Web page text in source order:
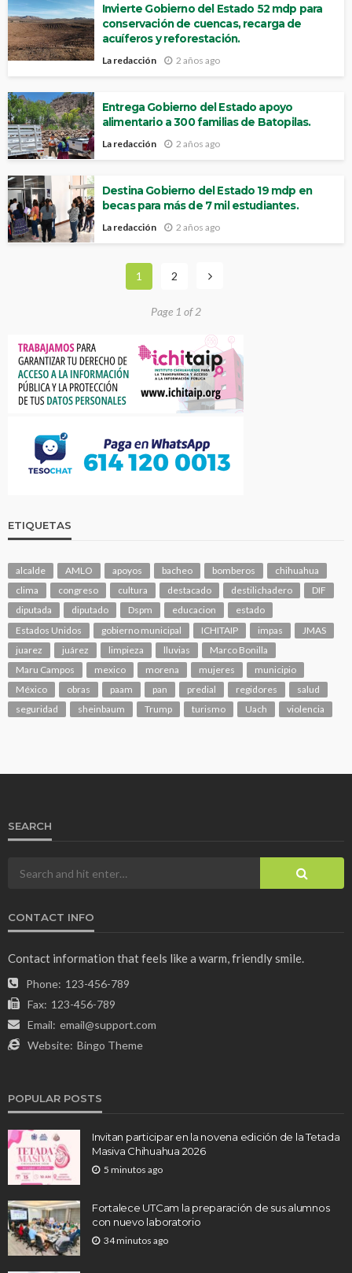
Invierte Gobierno del Estado 52 mdp para
conservación de cuencas, recarga de
acuíferos y reforestación.
La redacción 2 años ago
Entrega Gobierno del Estado apoyo
alimentario a 300 familias de Batopilas.
La redacción 2 años ago
Destina Gobierno del Estado 19 mdp en
becas para más de 7 mil estudiantes.
La redacción 2 años ago
1 2
Page 1 of 2
ETIQUETAS
alcalde AMLO apoyos bacheo bomberos
chihuahua
clima
congreso cultura destacado destilichadero
DIF
diputada
diputado Dspm educacion
estado
Estados Unidos
gobierno municipal ICHITAIP impas
JMAS
juarez
juárez limpieza lluvias
Marco Bonilla
Maru Campos
mexico morena mujeres
municipio
México
obras paam pan predial regidores
salud
seguridad
sheinbaum Trump turismo Uach violencia
SEARCH
CONTACT INFO
Contact information that feels like a warm, friendly smile.
Phone: 123-456-789
Fax: 123-456-789
Email: email@support.com
Website: Bingo Theme
POPULAR POSTS
Invitan participar en la novena edición de la Tetada
Masiva Chihuahua 2026
5 minutos ago
Fortalece UTCam la preparación de sus alumnos
con nuevo laboratorio
34 minutos ago